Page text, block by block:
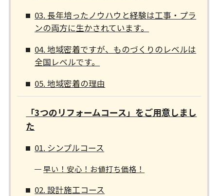
03. 長年培ったノウハウと経験は工事・プラ
ンの両方に生かされています。
04. 地域密着ですが、ものづくりのレベルは
全国レベルです。
05. 地域密着の理由
「3つのリフォームコース」をご用意しまし
た
01. シンプルコース
早い！安心！お値打ち価格！
02. 設計施工コース